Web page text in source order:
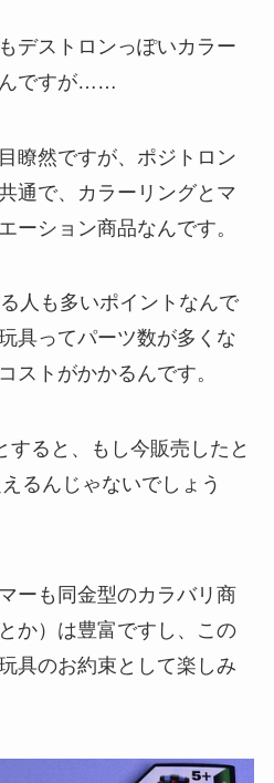
デストロンっぽいカラー
んですが……
瞭然ですが、ポジトロン
通で、カラーリングとマ
ーション商品なんです。
人も多いポイントなんで
具ってパーツ数が多くな
ストがかかるんです。
ると、もし今販売したと
るんじゃないでしょう
ーも同金型のカラバリ商
か）は豊富ですし、この
具のお約束として楽しみ